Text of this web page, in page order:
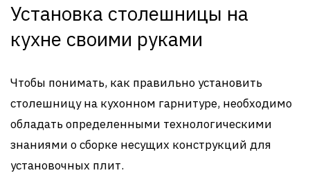
Установка столешницы на
кухне своими руками
Чтобы понимать, как правильно установить
столешницу на кухонном гарнитуре, необходимо
обладать определенными технологическими
знаниями о сборке несущих конструкций для
установочных плит.